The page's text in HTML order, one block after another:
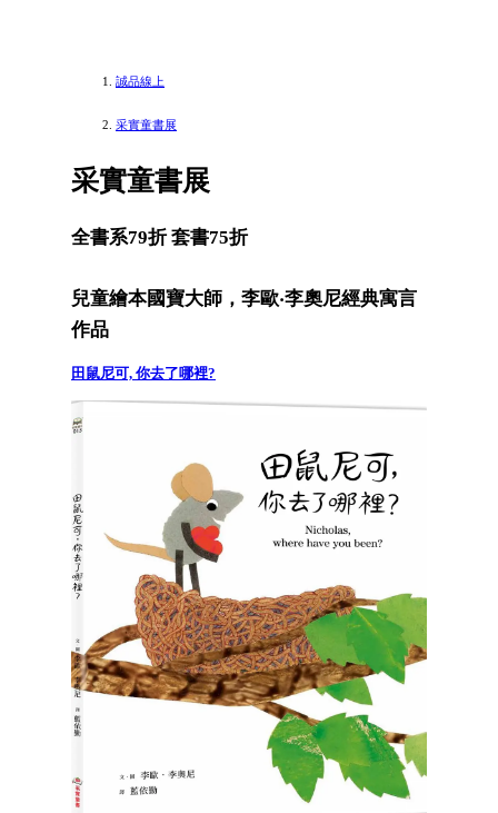
誠品線上
采實童書展
采實童書展
全書系79折 套書75折
兒童繪本國寶大師，李歐‧李奧尼經典寓言
作品
田鼠尼可, 你去了哪裡?